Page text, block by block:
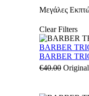
Μεγάλες
Clear Filters
BARBER
BARBER
€40.00